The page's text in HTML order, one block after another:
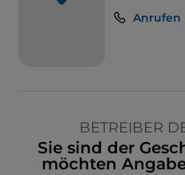
Anrufen
BETREIBER
Sie sind der
möchten